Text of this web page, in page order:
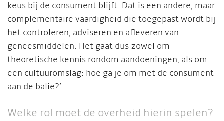
keus bij de consument blijft. Dat is een andere, maar
complementaire vaardigheid die toegepast wordt bij
het controleren, adviseren en afleveren van
geneesmiddelen. Het gaat dus zowel om
theoretische kennis rondom aandoeningen, als om
een cultuuromslag: hoe ga je om met de consument
aan de balie?’
Welke rol moet de overheid hierin spelen?